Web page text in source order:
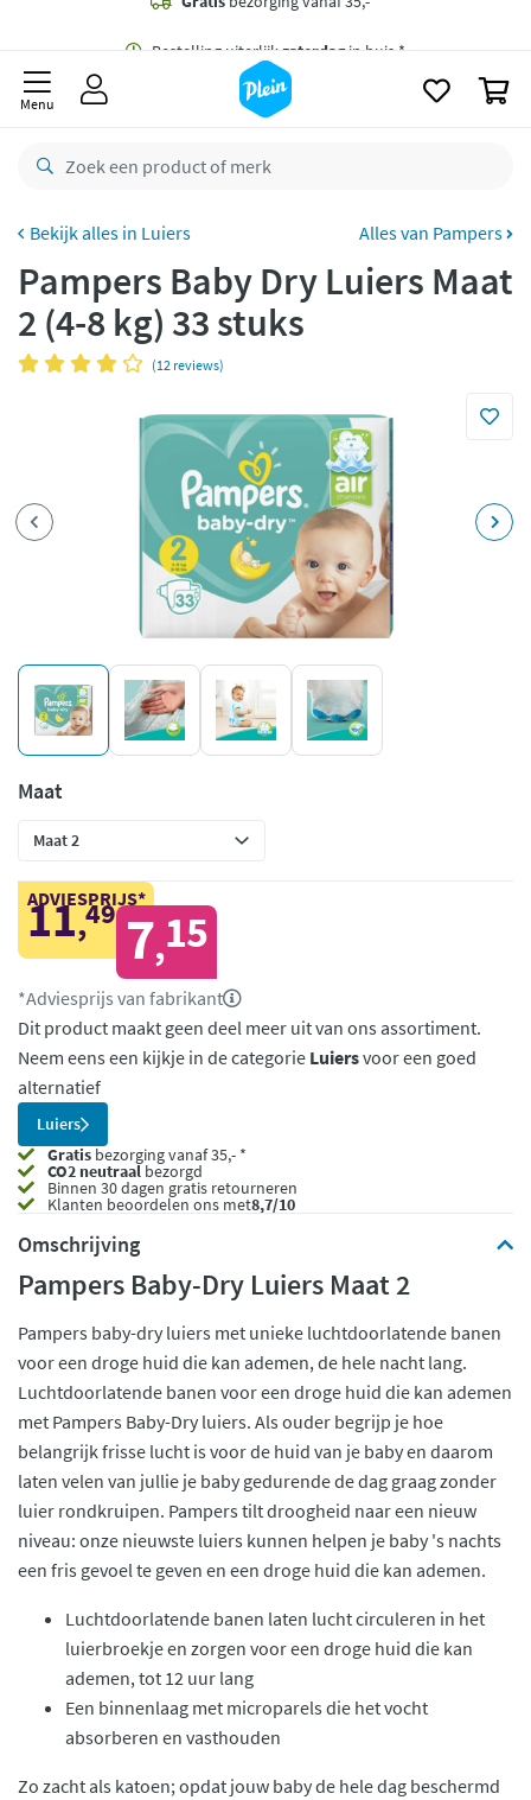
Bestelling uiterlijkzaterdag
retourneren
Betaal met Klarna
Menu
Luiers Alles van Pampers
Pampers Baby Dry Luiers Maat
2 (4-8 kg) 33 stuks
(12 reviews)
Maat
ADVIESPRIJS*
11,49 7,15
*Adviesprijs van fabrikant
Dit product maakt geen deel meer uit van ons assortiment.
Neem eens een kijkje in de categorie Luiersvoor een goed
alternatief
Luiers
Gratis bezorging vanaf 35,- *
CO2 neutraalbezorgd
Binnen 30 dagen gratis retourneren
Klanten beoordelen ons met8,7/10
Omschrijving
Pampers Baby-Dry Luiers Maat 2
Pampers baby-dry luiers met unieke luchtdoorlatende banen
voor een droge huid die kan ademen, de hele nacht lang.
Luchtdoorlatende banen voor een droge huid die kan ademen
met Pampers Baby-Dry luiers. Als ouder begrijp je hoe
belangrijk frisse lucht is voor de huid van je baby en daarom
laten velen van jullie je baby gedurende de dag graag zonder
luier rondkruipen. Pampers tilt droogheid naar een nieuw
niveau: onze nieuwste luiers kunnen helpen je baby 's nachts
een fris gevoel te geven en een droge huid die kan ademen.
Luchtdoorlatende banen laten lucht circuleren in het
luierbroekje en zorgen voor een droge huid die kan
ademen, tot 12 uur lang
Een binnenlaag met microparels die het vocht
absorberen en vasthouden
Zo zacht als katoen; opdat jouw baby de hele dag beschermd